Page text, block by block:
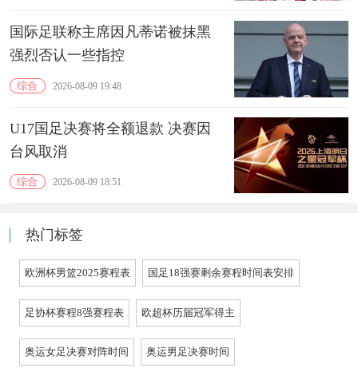
国际足联称主席因凡蒂诺被抹黑
强烈否认一些指控
综合 2026-08-09 19:48
U17国足决赛将全额退款 决赛因
台风取消
综合 2026-08-09 18:51
热门标签
欧洲杯男篮2025赛程表 国足18强赛剩余赛程时间表安排
足协杯赛程8强赛程表 欧超杯历届冠军得主
奥运女足决赛对阵时间 奥运男足决赛时间